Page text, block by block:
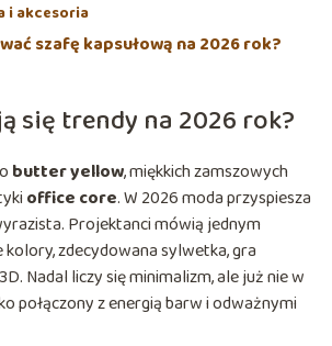
i akcesoria
szafę kapsułową na 2026 rok?
się trendy na 2026 rok?
butter yellow, miękkich zamszowych
office core. W 2026 moda przyspiesza
Projektanci mówią jednym
kolory, zdecydowana sylwetka, gra
Nadal liczy się minimalizm, ale już nie w
połączony z energią barw i odważnymi